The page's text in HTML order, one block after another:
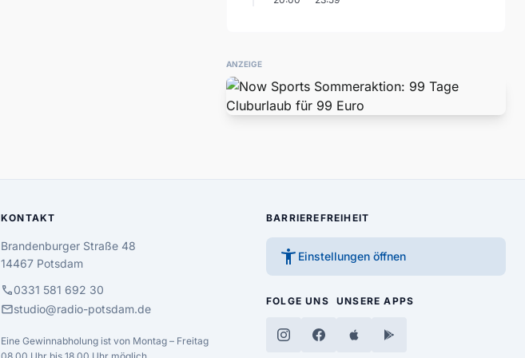
ANZEIGE
KONTAKT
Brandenburger Straße 48
14467 Potsdam
call0331 581 692 30
mailstudio@radio-potsdam.de
Eine Gewinnabholung ist von Montag – Freitag
BARRIEREFREIHEIT
accessibility_new Einstellungen öffnen
FOLGE UNS UNSERE APPS